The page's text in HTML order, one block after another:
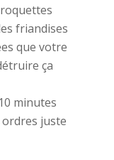
friandises
que votre
ça
minutes
juste